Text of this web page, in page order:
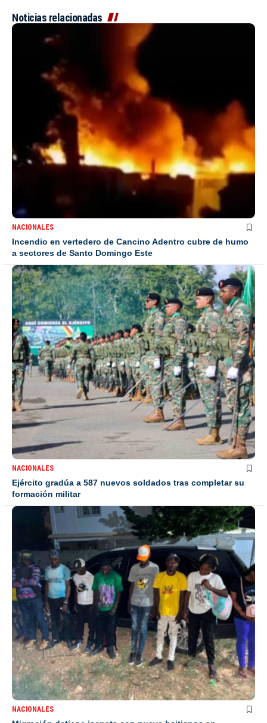
Noticias relacionadas
NACIONALES
Incendio en vertedero de Cancino Adentro cubre de humo
a sectores de Santo Domingo Este
NACIONALES
Ejército gradúa a 587 nuevos soldados tras completar su
formación militar
NACIONALES